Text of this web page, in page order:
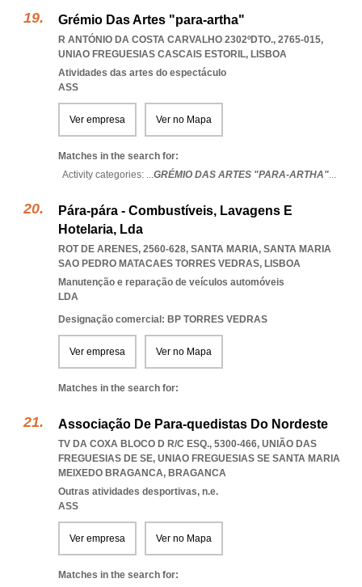
Grémio Das Artes "para-artha"
R ANTÓNIO DA COSTA CARVALHO 2302ºDTO., 2765-015,
UNIAO FREGUESIAS CASCAIS ESTORIL, LISBOA
Atividades das artes do espectáculo
ASS
Ver empresa Ver no Mapa
Matches in the search for:
Activity categories: ...GRÉMIO DAS ARTES "PARA-ARTHA"...
Pára-pára - Combustíveis, Lavagens E
Hotelaria, Lda
ROT DE ARENES, 2560-628, SANTA MARIA, SANTA MARIA
SAO PEDRO MATACAES TORRES VEDRAS, LISBOA
Manutenção e reparação de veículos automóveis
LDA
Designação comercial: BP TORRES VEDRAS
Ver empresa Ver no Mapa
Matches in the search for:
Associação De Para-quedistas Do Nordeste
TV DA COXA BLOCO D R/C ESQ., 5300-466, UNIÃO DAS
FREGUESIAS DE SE, UNIAO FREGUESIAS SE SANTA MARIA
MEIXEDO BRAGANCA, BRAGANCA
Outras atividades desportivas, n.e.
ASS
Ver empresa Ver no Mapa
Matches in the search for: